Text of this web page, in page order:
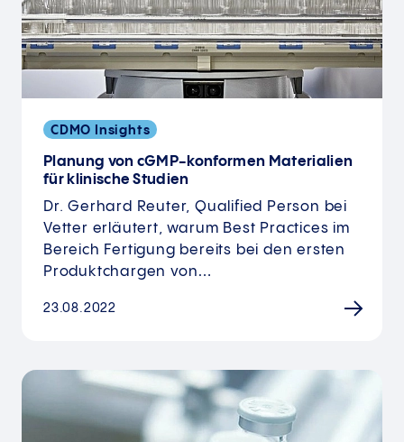
CDMO Insights
Planung von cGMP-konformen Materialien
für klinische Studien
Dr. Gerhard Reuter, Qualified Person bei
Vetter erläutert, warum Best Practices im
Bereich Fertigung bereits bei den ersten
Produktchargen von…
23.08.2022